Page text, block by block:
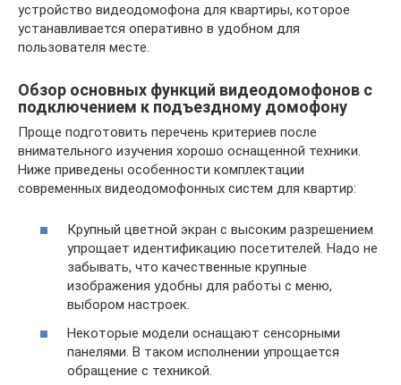
устройство видеодомофона для квартиры, которое
устанавливается оперативно в удобном для
пользователя месте.
Обзор основных функций видеодомофонов с
подключением к подъездному домофону
Проще подготовить перечень критериев после
внимательного изучения хорошо оснащенной техники.
Ниже приведены особенности комплектации
современных видеодомофонных систем для квартир:
Крупный цветной экран с высоким разрешением
упрощает идентификацию посетителей. Надо не
забывать, что качественные крупные
изображения удобны для работы с меню,
выбором настроек.
Некоторые модели оснащают сенсорными
панелями. В таком исполнении упрощается
обращение с техникой.